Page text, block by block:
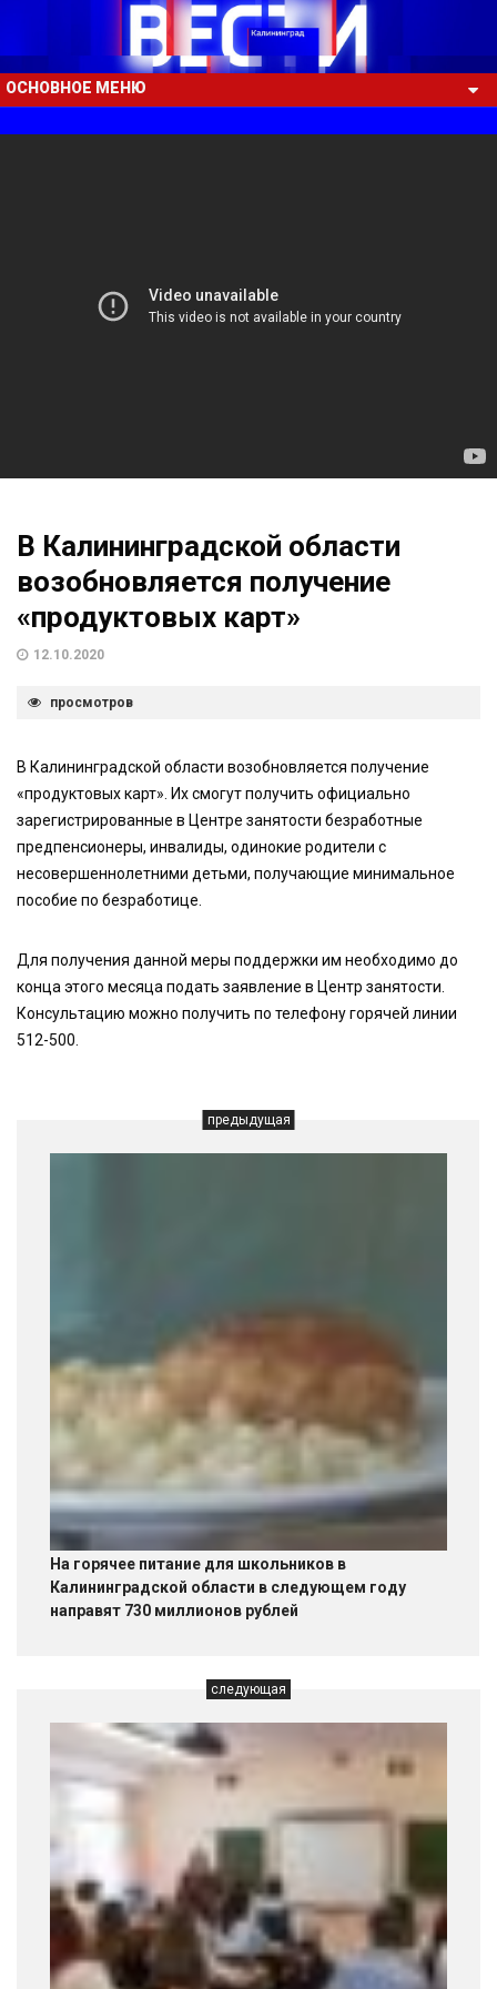
ОСНОВНОЕ МЕНЮ
В Калининградской области
возобновляется получение
«продуктовых карт»
12.10.2020
просмотров
В Калининградской области возобновляется получение
«продуктовых карт». Их смогут получить официально
зарегистрированные в Центре занятости безработные
предпенсионеры, инвалиды, одинокие родители с
несовершеннолетними детьми, получающие минимальное
пособие по безработице.
Для получения данной меры поддержки им необходимо до
конца этого месяца подать заявление в Центр занятости.
Консультацию можно получить по телефону горячей линии
512-500.
предыдущая
На горячее питание для школьников в
Калининградской области в следующем году
направят 730 миллионов рублей
следующая